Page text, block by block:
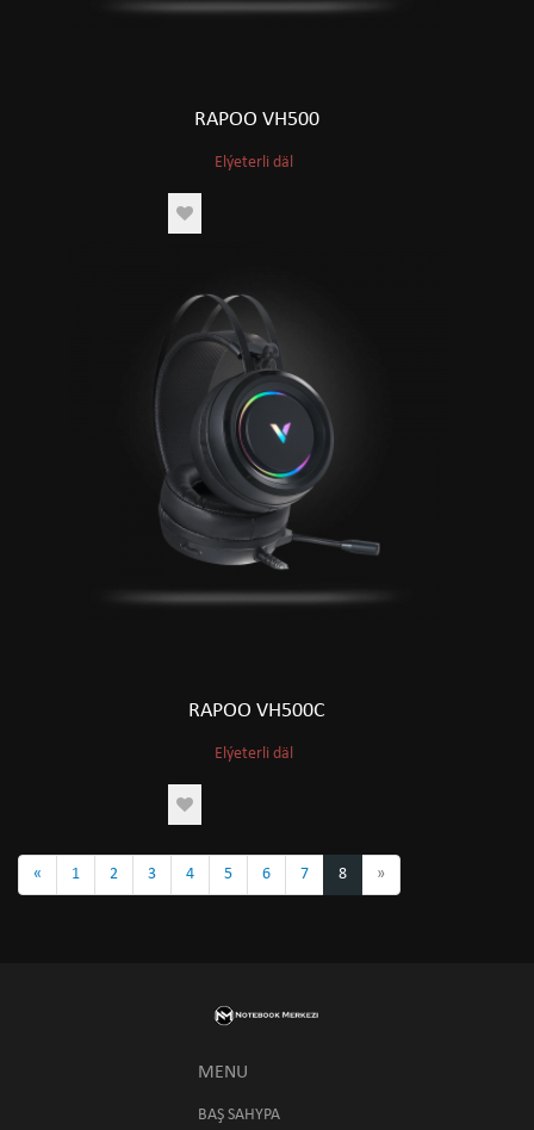
RAPOO VH500
Elýeterli däl
RAPOO VH500C
Elýeterli däl
« 1 2 3 4 5 6 7 8 »
MENU
BAŞ SAHYPA